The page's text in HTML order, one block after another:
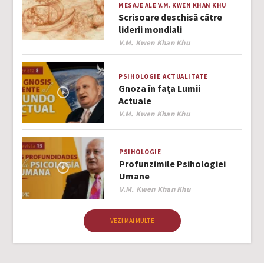
MESAJE ALE V.M. KWEN KHAN KHU
Scrisoare deschisă către
liderii mondiali
Author
V.M. Kwen Khan Khu
PSIHOLOGIE ACTUALITATE
Gnoza în fața Lumii
Actuale
Author
V.M. Kwen Khan Khu
PSIHOLOGIE
Profunzimile Psihologiei
Umane
Author
V.M. Kwen Khan Khu
VEZI MAI MULTE